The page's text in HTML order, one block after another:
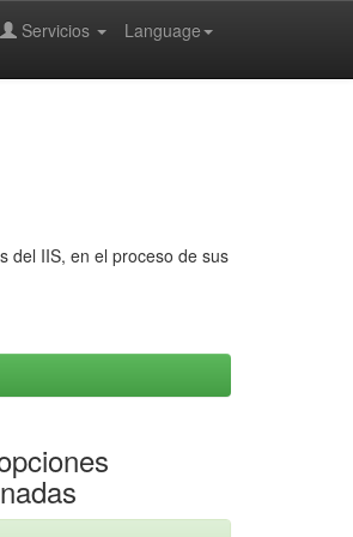
Language
Servicios
del IIS, en el proceso de sus